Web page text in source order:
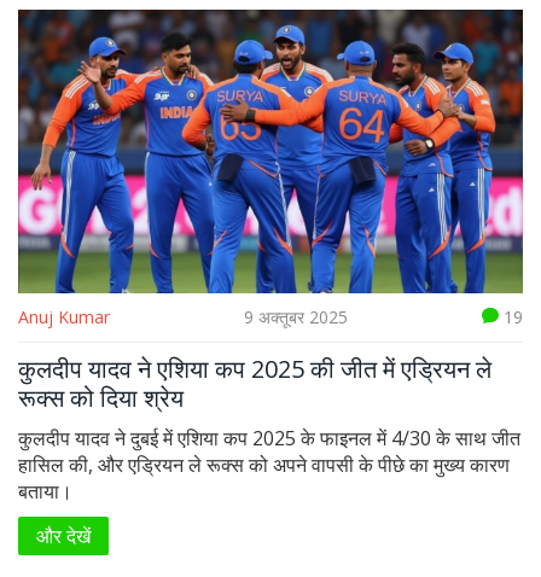
Anuj Kumar 9 अक्तूबर 2025 19
कुलदीप यादव ने एशिया कप 2025 की जीत में एड्रियन ले
रूक्स को दिया श्रेय
कुलदीप यादव ने दुबई में एशिया कप 2025 के फाइनल में 4/30 के साथ जीत
हासिल की, और एड्रियन ले रूक्स को अपने वापसी के पीछे का मुख्य कारण
बताया।
और देखें